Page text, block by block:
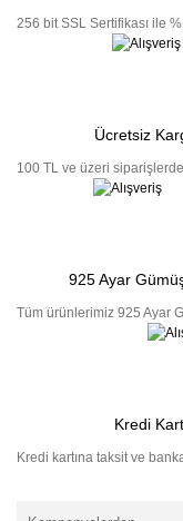
256 bit SSL Sertifikası ile
Ücretsiz
100 TL ve üzeri
925 Ayar
Tüm ürünlerimiz 925 Ayar
Kredi
Kredi kartına taksit ve